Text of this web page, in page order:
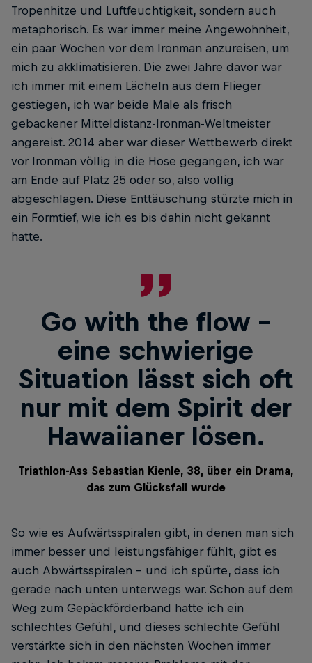
Tropenhitze und Luftfeuchtigkeit, sondern auch
metaphorisch. Es war immer meine Angewohnheit,
ein paar Wochen vor dem Ironman anzureisen, um
mich zu akklimatisieren. Die zwei Jahre davor war
ich immer mit einem Lächeln aus dem Flieger
gestiegen, ich war beide Male als frisch
gebackener Mitteldistanz-Ironman-Weltmeister
angereist. 2014 aber war dieser Wettbewerb direkt
vor Ironman völlig in die Hose gegangen, ich war
am Ende auf Platz 25 oder so, also völlig
abgeschlagen. Diese Enttäuschung stürzte mich in
ein Formtief, wie ich es bis dahin nicht gekannt
hatte.
Go with the flow –
eine schwierige
Situation lässt sich oft
nur mit dem Spirit der
Hawaiianer lösen.
Triathlon-Ass Sebastian Kienle, 38, über ein Drama,
das zum Glücksfall wurde
So wie es Aufwärtsspiralen gibt, in denen man sich
immer besser und leistungsfähiger fühlt, gibt es
auch Abwärtsspiralen – und ich spürte, dass ich
gerade nach unten unterwegs war. Schon auf dem
Weg zum Gepäckförderband hatte ich ein
schlechtes Gefühl, und dieses schlechte Gefühl
verstärkte sich in den nächsten Wochen immer